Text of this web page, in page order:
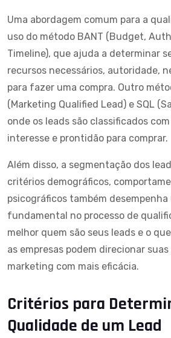
Uma abordagem comum para a
uso do método BANT (Budget,
Timeline), que ajuda a determinar
recursos necessários, autoridade,
para fazer uma compra. Outro
(Marketing Qualified Lead) e SQL
onde os leads são classificados
interesse e prontidão para comprar.
Além disso, a segmentação dos
critérios demográficos,
psicográficos também desempenha
fundamental no processo de
melhor quem são seus leads e o
as empresas podem direcionar
marketing com mais eficácia.
Critérios para
Qualidade de um Lead